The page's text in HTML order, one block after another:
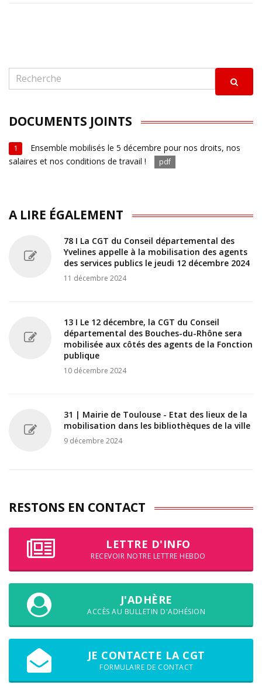
DOCUMENTS JOINTS
1
Ensemble mobilisés le 5 décembre pour nos droits, nos
salaires et nos conditions de travail !
pdf
A LIRE ÉGALEMENT
78 I La CGT du Conseil départemental des
Yvelines appelle à la mobilisation des agents
des services publics le jeudi 12 décembre 2024
11 décembre 2024
13 I Le 12 décembre, la CGT du Conseil
départemental des Bouches-du-Rhône sera
mobilisée aux côtés des agents de la Fonction
publique
10 décembre 2024
31 | Mairie de Toulouse - Etat des lieux de la
mobilisation dans les bibliothèques de la ville
9 décembre 2024
RESTONS EN CONTACT
LETTRE D'INFO
RECEVOIR NOTRE LETTRE HEBDO
J'ADHÈRE
ACCÈS AU BULLETIN D'ADHÉSION
JE CONTACTE LA CGT
FORMULAIRE DE CONTACT